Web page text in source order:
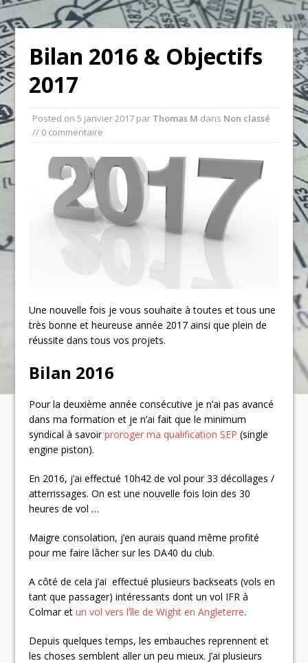
Bilan 2016 & Objectifs
2017
Posted on5 janvier 2017 par Thomas M dans Non classé
// 0 commentaire
Une nouvelle fois je vous souhaite à toutes et tous une
très bonne et heureuse année 2017 ainsi que plein de
réussite dans tous vos projets.
Bilan 2016
Pour la deuxième année consécutive je n’ai pas avancé
dans ma formation et je n’ai fait que le minimum
syndical à savoirproroger ma qualification SEP (single
engine piston).
En 2016, j’ai effectué 10h42 de vol pour 33 décollages /
atterrissages. On est une nouvelle fois loin des 30
heures de vol …
Maigre consolation, j’en aurais quand même profité
pour me faire lâcher sur les DA40 du club.
A côté de cela j’ai effectué plusieurs backseats (vols en
tant que passager) intéressants dont un vol IFR à
Colmar etun vol vers l’île de Wight en Angleterre.
Depuis quelques temps, les embauches reprennent et
les choses semblent aller un peu mieux. J’ai plusieurs